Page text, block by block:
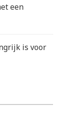
een
is voor